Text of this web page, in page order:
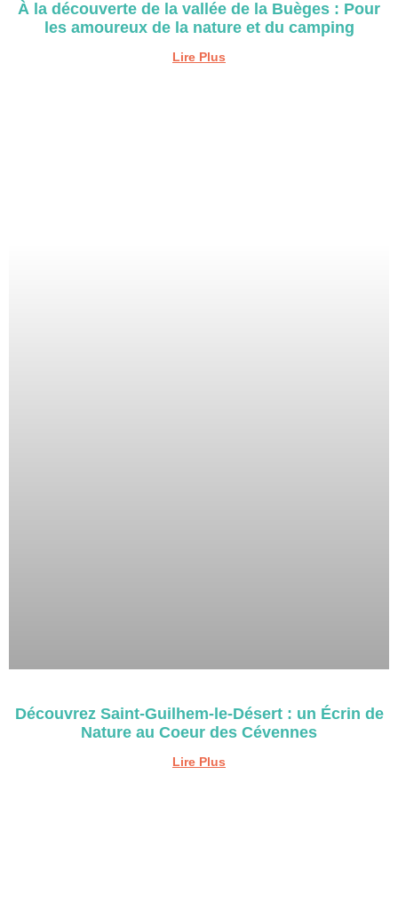
À la découverte de la vallée de la Buèges : Pour
les amoureux de la nature et du camping
Lire Plus
Découvrez Saint-Guilhem-le-Désert : un Écrin de
Nature au Coeur des Cévennes
Lire Plus